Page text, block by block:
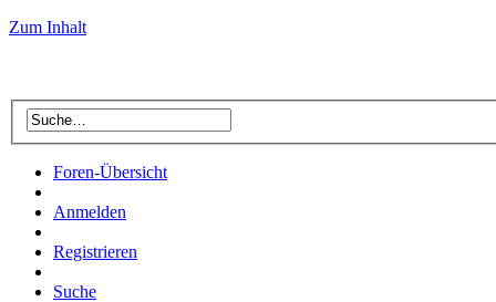
Zum Inhalt
Foren-Übersicht
Anmelden
Registrieren
Suche